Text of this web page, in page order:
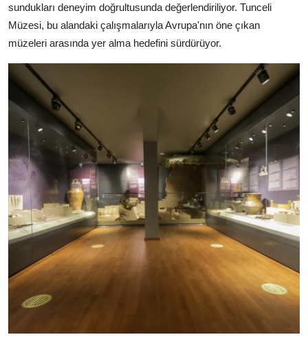
sundukları deneyim doğrultusunda değerlendiriliyor. Tunceli
Müzesi, bu alandaki çalışmalarıyla Avrupa'nın öne çıkan
müzeleri arasında yer alma hedefini sürdürüyor.